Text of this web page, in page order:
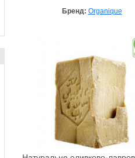
Бренд: Organique